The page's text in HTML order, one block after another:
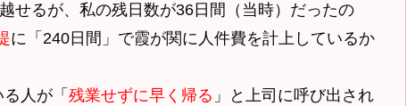
せるが、私の残日数が36日間（当時）だったの
に「240日間」で霞が関に人件費を計上しているか
る人が「残業せずに早く帰る 」と上司に呼び出され